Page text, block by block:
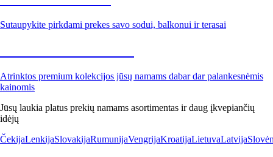
Sutaupykite pirkdami prekes savo sodui, balkonui ir terasai
Atrinktos premium kolekcijos jūsų namams dabar dar palankesnėmis
kainomis
Jūsų laukia platus prekių namams asortimentas ir daug įkvepiančių
idėjų
ČekijaLenkijaSlovakijaRumunijaVengrijaKroatijaLietuvaLatvija